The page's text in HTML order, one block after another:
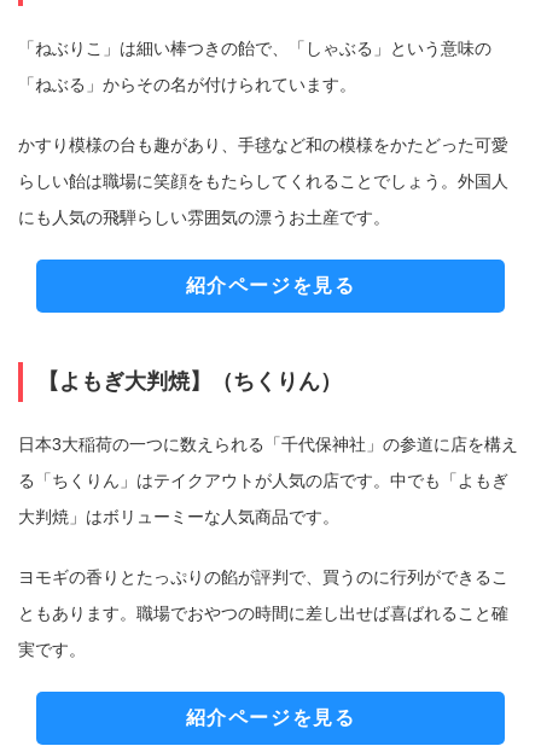
「ねぶりこ」は細い棒つきの飴で、「しゃぶる」という意味の
「ねぶる」からその名が付けられています。
かすり模様の台も趣があり、手毬など和の模様をかたどった可愛
らしい飴は職場に笑顔をもたらしてくれることでしょう。外国人
にも人気の飛騨らしい雰囲気の漂うお土産です。
紹介ページを見る
【よもぎ大判焼】（ちくりん）
日本3大稲荷の一つに数えられる「千代保神社」の参道に店を構え
る「ちくりん」はテイクアウトが人気の店です。中でも「よもぎ
大判焼」はボリューミーな人気商品です。
ヨモギの香りとたっぷりの餡が評判で、買うのに行列ができるこ
ともあります。職場でおやつの時間に差し出せば喜ばれること確
実です。
紹介ページを見る